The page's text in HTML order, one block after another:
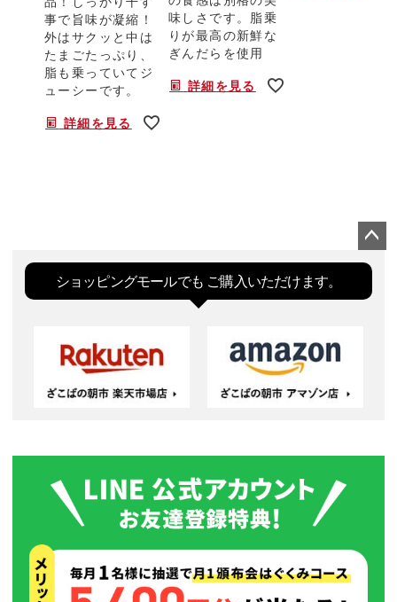
事で旨味が凝縮！
外はサクッと中は
たまごたっぷり、
脂も乗っていてジ
ューシーです。
詳細を見る
味しさです。脂乗
りが最高の新鮮な
ぎんだらを使用
詳細を見る
ペー
ジト
ップ
ショッピングモールでも ご購入いただけます。